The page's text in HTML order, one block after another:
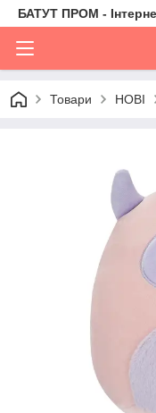
БАТУТ ПРОМ -
Товари НОВІ